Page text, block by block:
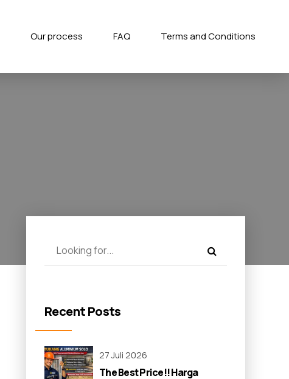
Our process FAQ Terms and Conditions
Recent Posts
27 Juli 2026
The Best Price!! Harga